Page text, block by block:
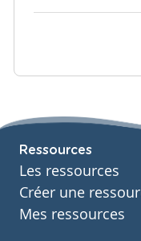
Ressources
Les ressources
Créer une
Mes ressources